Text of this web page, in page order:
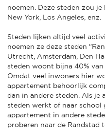
noemen. Deze steden zou
New York, Los Angeles, enz.
Steden lijken altijd veel
noemen ze deze steden
Utrecht, Amsterdam, Den
steden woont bijna 40% van
Omdat veel inwoners hier
appartement behoorlijk
dan in andere steden. Als je
steden werkt of naar school
appartement in andere
proberen naar de Randstad